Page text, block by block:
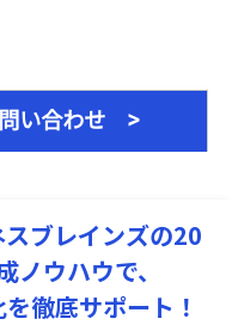
ブレインズの20
ウハウで、
徹底サポート！